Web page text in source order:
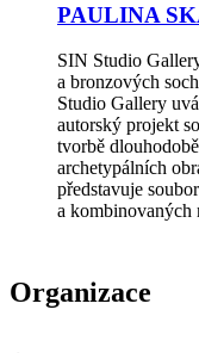
PAULINA
SIN Studio
a bronzových
Studio Gallery
autorský projekt
tvorbě
archetypálních
představuje
a
Organizace